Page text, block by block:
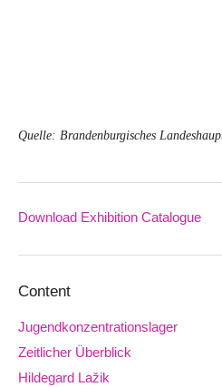
Quelle: Brandenburgisches
Downloads
Download Exhibition Catalogue
Content
Jugendkonzentrationslager
Zeitlicher Überblick
Hildegard Lažik